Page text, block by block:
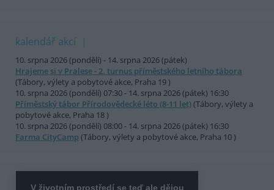
kalendář akcí
10. srpna 2026 (pondělí) - 14. srpna 2026 (pátek)
Hrajeme si v Pralese - 2. turnus příměstského letního tábora
(Tábory, výlety a pobytové akce, Praha 19 )
10. srpna 2026 (pondělí) 07:30 - 14. srpna 2026 (pátek) 16:30
Příměstský tábor Přírodovědecké léto (8-11 let)(Tábory, výlety a
pobytové akce, Praha 18 )
10. srpna 2026 (pondělí) 08:00 - 14. srpna 2026 (pátek) 16:30
Farma CityCamp (Tábory, výlety a pobytové akce, Praha 10 )